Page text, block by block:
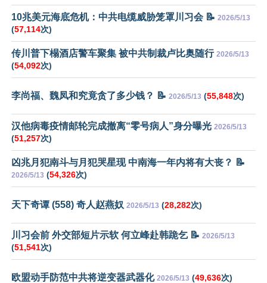
10兆美元海底危机：中共电缆威胁笼罩川习会 📝 2026/5/13
(57,114次)
传川普下榻酒店警车聚集 被中共制裁卢比奥随行 2026/5/13
(54,092次)
李尚福、魏凤和究竟贪了多少钱？ 📝 2026/5/13 (55,848次)
汉他病毒疫情邮轮完成撤离“零号病人”身分曝光 2026/5/13
(51,257次)
凶兆月犯南斗与月犯哭星现 中南海一年内将有大丧？ 📝
2026/5/13 (54,326次)
天下奇谭 (558) 奇人赵燕奴 2026/5/13 (28,282次)
川习会前 外交部短片示软 何立峰赴韩跪乞 📝 2026/5/13
(51,541次)
欧盟动手防范中共将逆变器武器化 2026/5/13 (49,636次)